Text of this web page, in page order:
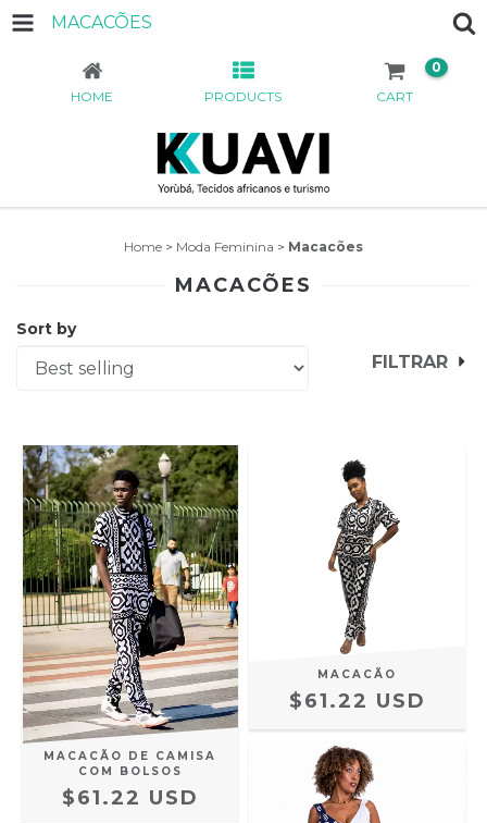
MACACÕES
HOME PRODUCTS CART
0
Home > Moda Feminina > Macacões
MACACÕES
Sort by
FILTRAR
MACACÃO DE CAMISA
COM BOLSOS
$61.22 USD
MACACÃO
$61.22 USD